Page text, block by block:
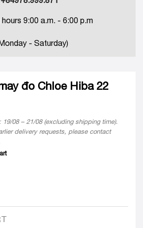
hours 9:00 a.m. - 6:00 p.m
- Saturday)
đo Chloe Hiba 22
08 – 21/08 (excluding shipping time).
delivery requests, please contact